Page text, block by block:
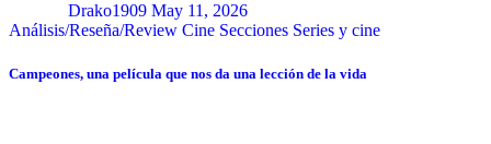
Drako1909 May 11, 2026
Análisis/Reseña/Review Cine Secciones Series y cine
Campeones, una película que nos da una lección de la vida